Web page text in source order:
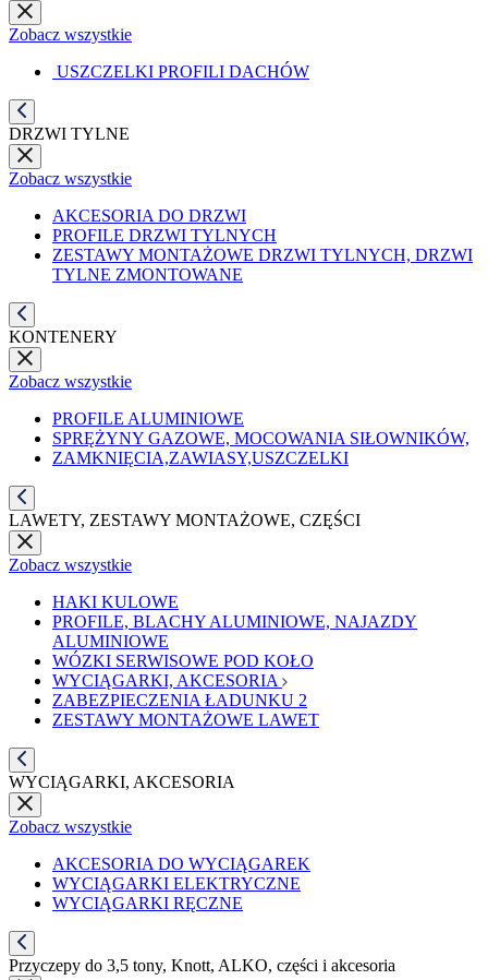
Zobacz wszystkie
USZCZELKI PROFILI DACHÓW
DRZWI TYLNE
Zobacz wszystkie
AKCESORIA DO DRZWI
PROFILE DRZWI TYLNYCH
ZESTAWY MONTAŻOWE DRZWI TYLNYCH, DRZWI
TYLNE ZMONTOWANE
KONTENERY
Zobacz wszystkie
PROFILE ALUMINIOWE
SPRĘŻYNY GAZOWE, MOCOWANIA SIŁOWNIKÓW,
ZAMKNIĘCIA,ZAWIASY,USZCZELKI
LAWETY, ZESTAWY MONTAŻOWE, CZĘŚCI
Zobacz wszystkie
HAKI KULOWE
PROFILE, BLACHY ALUMINIOWE, NAJAZDY
ALUMINIOWE
WÓZKI SERWISOWE POD KOŁO
WYCIĄGARKI, AKCESORIA
ZABEZPIECZENIA ŁADUNKU 2
ZESTAWY MONTAŻOWE LAWET
WYCIĄGARKI, AKCESORIA
Zobacz wszystkie
AKCESORIA DO WYCIĄGAREK
WYCIĄGARKI ELEKTRYCZNE
WYCIĄGARKI RĘCZNE
Przyczepy do 3,5 tony, Knott, ALKO, części i akcesoria